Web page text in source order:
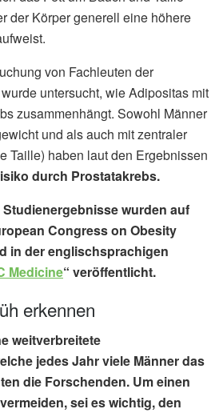
der Körper generell eine höhere
von Fachleuten der
wurde untersucht, wie Adipositas mit
zusammenhängt. Sowohl Männer
und als auch mit zentraler
Taille) haben laut den Ergebnissen
durch Prostatakrebs.
wurden auf
Congress on Obesity
in der englischsprachigen
Medicine“ veröffentlicht.
erkennen
weitverbreitete
jedes Jahr viele Männer das
die Forschenden. Um einen
sei es wichtig, den